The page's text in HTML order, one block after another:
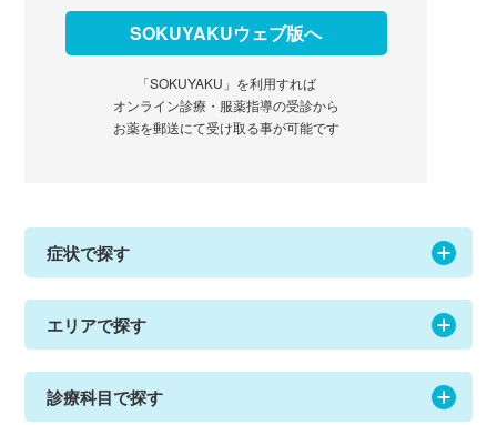
SOKUYAKUウェブ版へ
「SOKUYAKU」を利用すれば
オンライン診療・服薬指導の受診から
お薬を郵送にて受け取る事が可能です
症状で探す
エリアで探す
診療科目で探す